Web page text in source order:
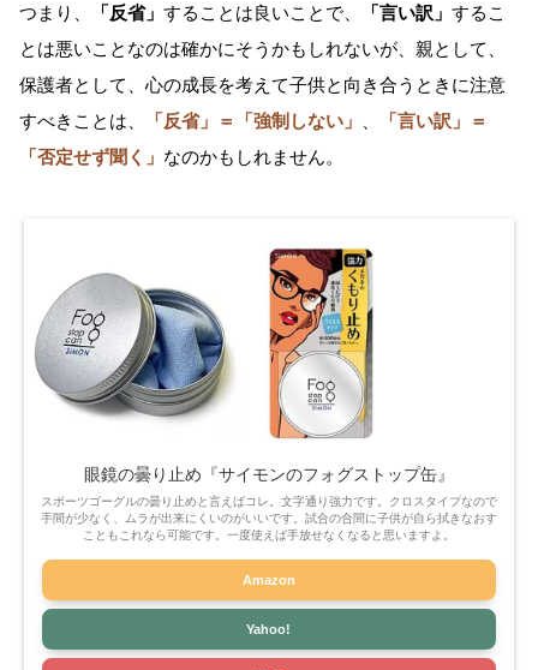
つまり、 「反省」 することは良いことで、 「言い訳」 するこ
とは悪いことなのは確かにそうかもしれないが、親として、
保護者として、心の成長を考えて子供と向き合うときに注意
すべきことは、
「反省」＝「強制しない」
「言い訳」＝
「否定せず聞く」 なのかもしれません。
眼鏡の曇り止め『サイモンのフォグストップ缶』
スポーツゴーグルの曇り止めと言えばコレ。文字通り強力です。クロスタイプなので
手間が少なく、ムラが出来にくいのがいいです。試合の合間に子供が自ら拭きなおす
こともこれなら可能です。一度使えば手放せなくなると思いますよ。
Amazon
Yahoo!